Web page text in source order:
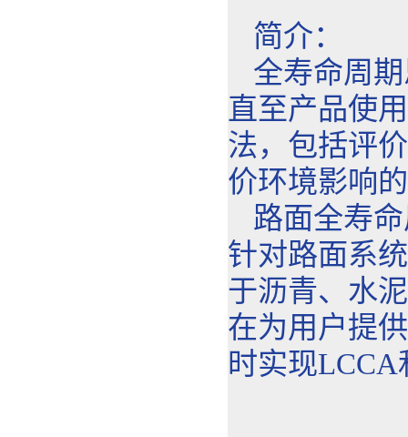
简介：
全寿命周
直至产品使
法，包括评
价环境影响
路面全寿
针对路面系
于沥青、水
在为用户提
时实现